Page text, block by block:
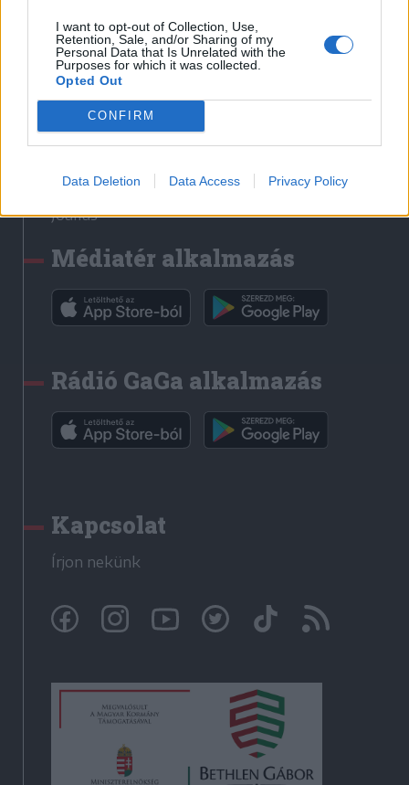
I want to opt-out of Collection, Use,
Retention, Sale, and/or Sharing of my
Personal Data that Is Unrelated with the
Purposes for which it was collected.
Opted Out
CONFIRM
Data Deletion Data Access Privacy Policy
Liget
Krónika
Bihari Napló
Erdélyi Napló
Főtér
Rádió GaGa
Jóállás
Médiatér alkalmazás
Rádió GaGa alkalmazás
Kapcsolat
Írjon nekünk